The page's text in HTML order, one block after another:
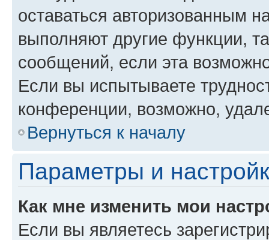
оставаться авторизованным
выполняют другие функции,
сообщений, если эта
Если вы испытываете
конференции, возможно,
Вернуться к началу
Параметры и
Как мне изменить мои
Если вы являетесь